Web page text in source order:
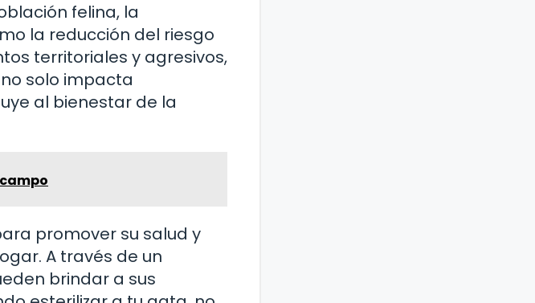
felina, la
la reducción del riesgo
territoriales y agresivos,
solo impacta
al bienestar de la
promover su salud y
A través de un
brindar a sus